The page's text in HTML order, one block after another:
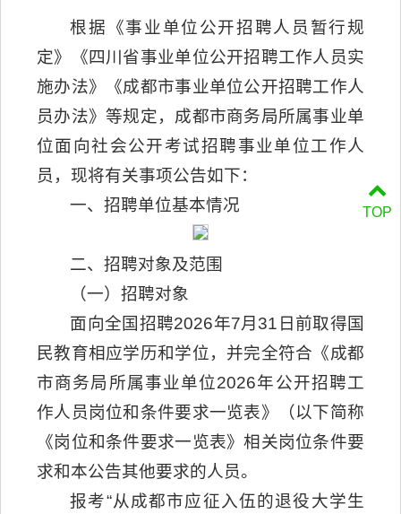
根据《事业单位公开招聘人员暂行规
定》《四川省事业单位公开招聘工作人员实
施办法》《成都市事业单位公开招聘工作人
员办法》等规定，成都市商务局所属事业单
位面向社会公开考试招聘事业单位工作人
员，现将有关事项公告如下：
一、招聘单位基本情况
二、招聘对象及范围
（一）招聘对象
面向全国招聘2026年7月31日前取得国
民教育相应学历和学位，并完全符合《成都
市商务局所属事业单位2026年公开招聘工
作人员岗位和条件要求一览表》（以下简称
《岗位和条件要求一览表》相关岗位条件要
求和本公告其他要求的人员。
报考“从成都市应征入伍的退役大学生
TOP